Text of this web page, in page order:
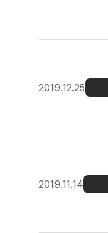
2019.12.25
2019.11.14